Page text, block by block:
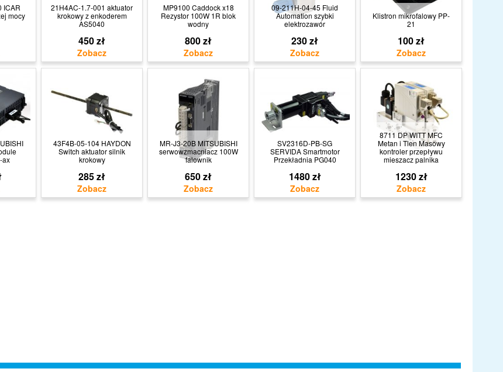
ICAR
mocy
21H4AC-1.7-001 aktuator
krokowy z enkoderem
AS5040
450 zł
MP9100 Caddock x18
Rezystor 100W 1R blok
wodny
800 zł
09-211H-04-45 Fluid
Automation szybki
elektrozawór
230 zł
Klistron mikrofalowy PP-
21
100 zł
ax
43F4B-05-104 HAYDON
Switch aktuator silnik
krokowy
285 zł
MR-J3-20B MITSUBISHI
serwowzmacniacz 100W
falownik
650 zł
SV2316D-PB-SG
SERVIDA Smartmotor
Przekładnia PG040
1480 zł
8711 DP WITT MFC
Metan i Tlen Masowy
kontroler przepływu
mieszacz palnika
1230 zł